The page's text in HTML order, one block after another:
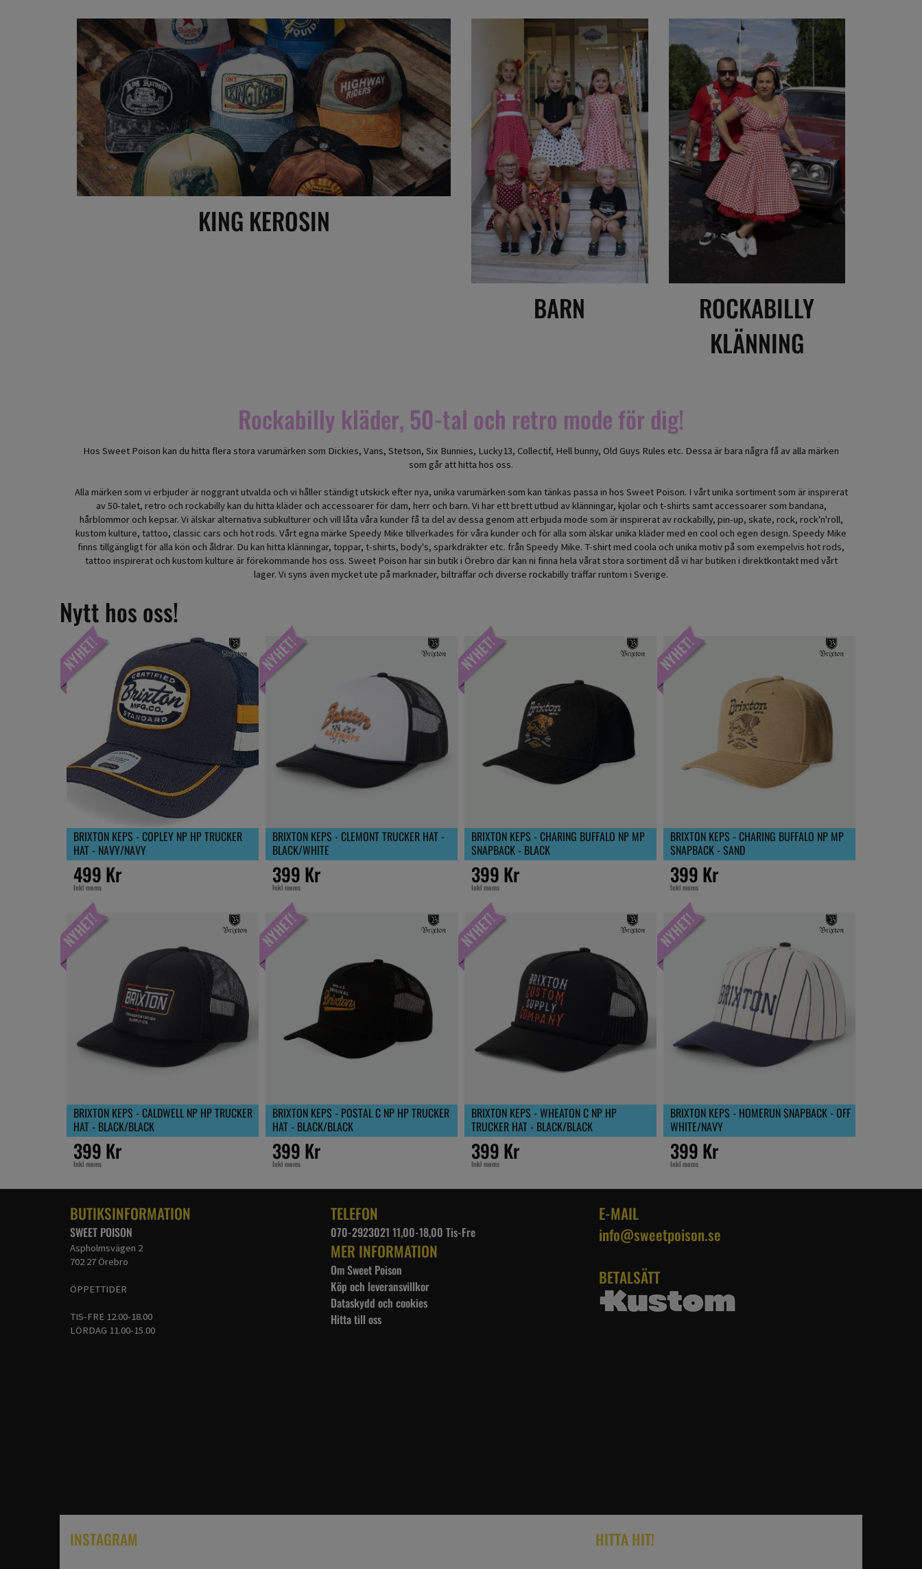
KING KEROSIN
BARN
ROCKABILLY
KLÄNNING
Rockabilly kläder, 50-tal och retro mode för dig!
Hos Sweet Poison kan du hitta flera stora varumärken som Dickies, Vans, Stetson, Six Bunnies, Lucky13, Collectif, Hell bunny, Old Guys Rules etc. Dessa är bara några få av alla märken
som går att hitta hos oss.
Alla märken som vi erbjuder är noggrant utvalda och vi håller ständigt utskick efter nya, unika varumärken som kan tänkas passa in hos Sweet Poison. I vårt unika sortiment som är inspirerat
av 50-talet, retro och rockabilly kan du hitta kläder och accessoarer för dam, herr och barn. Vi har ett brett utbud av klänningar, kjolar och t-shirts samt accessoarer som bandana,
hårblommor och kepsar. Vi älskar alternativa subkulturer och vill låta våra kunder få ta del av dessa genom att erbjuda mode som är inspirerat av rockabilly, pin-up, skate, rock, rock'n'roll,
kustom kulture, tattoo, classic cars och hot rods. Vårt egna märke Speedy Mike tillverkades för våra kunder och för alla som älskar unika kläder med en cool och egen design. Speedy Mike
finns tillgängligt för alla kön och åldrar. Du kan hitta klänningar, toppar, t-shirts, body's, sparkdräkter etc. från Speedy Mike. T-shirt med coola och unika motiv på som exempelvis hot rods,
tattoo inspirerat och kustom kulture är förekommande hos oss. Sweet Poison har sin butik i Örebro där kan ni finna hela vårat stora sortiment då vi har butiken i direktkontakt med vårt
lager. Vi syns även mycket ute på marknader, bilträffar och diverse rockabilly träffar runtom i Sverige.
Nytt hos oss!
BRIXTON KEPS - COPLEY NP HP TRUCKER
HAT - NAVY/NAVY
499 Kr
Inkl moms
BRIXTON KEPS - CLEMONT TRUCKER HAT -
BLACK/WHITE
399 Kr
Inkl moms
BRIXTON KEPS - CHARING BUFFALO NP MP
SNAPBACK - BLACK
399 Kr
Inkl moms
BRIXTON KEPS - CHARING BUFFALO NP MP
SNAPBACK - SAND
399 Kr
Inkl moms
BRIXTON KEPS - CALDWELL NP HP TRUCKER
HAT - BLACK/BLACK
399 Kr
Inkl moms
BRIXTON KEPS - POSTAL C NP HP TRUCKER
HAT - BLACK/BLACK
399 Kr
Inkl moms
BRIXTON KEPS - WHEATON C NP HP
TRUCKER HAT - BLACK/BLACK
399 Kr
Inkl moms
BRIXTON KEPS - HOMERUN SNAPBACK - OFF
WHITE/NAVY
399 Kr
Inkl moms
BUTIKSINFORMATION
SWEET POISON
Aspholmsvägen 2
702 27 Örebro
ÖPPETTIDER
TIS-FRE 12.00-18.00
LÖRDAG 11.00-15.00
TELEFON
070-2923021 11,00-18,00 Tis-Fre
MER INFORMATION
Om Sweet Poison
Köp och leveransvillkor
Dataskydd och cookies
Hitta till oss
E-MAIL
info@sweetpoison.se
BETALSÄTT
INSTAGRAM HITTA HIT!